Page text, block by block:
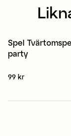
Spel
party
Pris:
99 kr